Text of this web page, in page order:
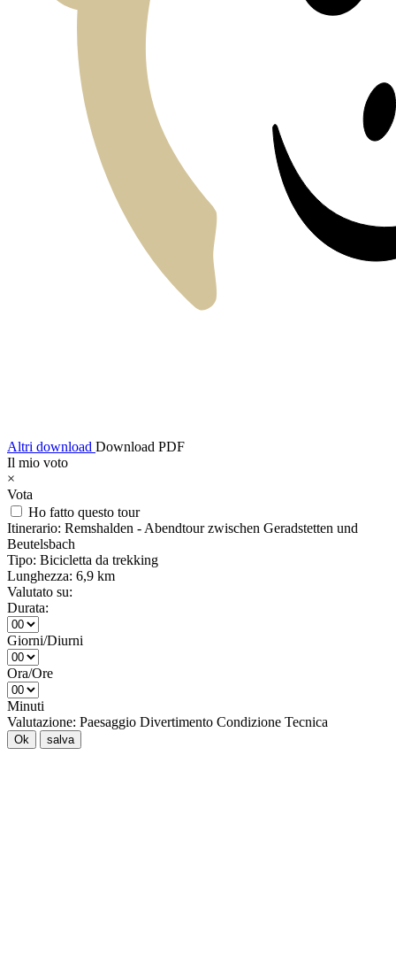
Altri download Download PDF
Il mio voto
×
Vota
Ho fatto questo tour
Itinerario: Remshalden - Abendtour zwischen Geradstetten und
Beutelsbach
Tipo: Bicicletta da trekking
Lunghezza: 6,9 km
Valutato su:
Durata:
Giorni/Diurni
Ora/Ore
Minuti
Valutazione: Paesaggio Divertimento Condizione Tecnica
Ok salva